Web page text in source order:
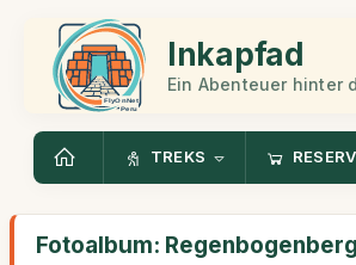
Inkapfad
Ein Abenteuer hinter
TREKS
Fotoalbum: Regenbogenberg